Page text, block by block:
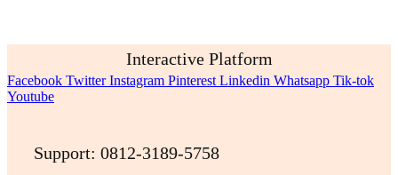
Interactive Platform
Facebook Twitter Instagram Pinterest Linkedin Whatsapp Tik-tok
Youtube
Support: 0812-3189-5758